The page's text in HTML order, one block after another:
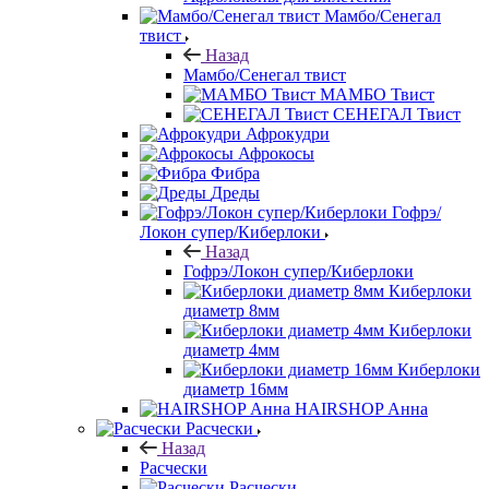
Мамбо/Сенегал
твист
Назад
Мамбо/Сенегал твист
МАМБО Твист
СЕНЕГАЛ Твист
Афрокудри
Афрокосы
Фибра
Дреды
Гофрэ/
Локон супер/Киберлоки
Назад
Гофрэ/Локон супер/Киберлоки
Киберлоки
диаметр 8мм
Киберлоки
диаметр 4мм
Киберлоки
диаметр 16мм
HAIRSHOP Анна
Расчески
Назад
Расчески